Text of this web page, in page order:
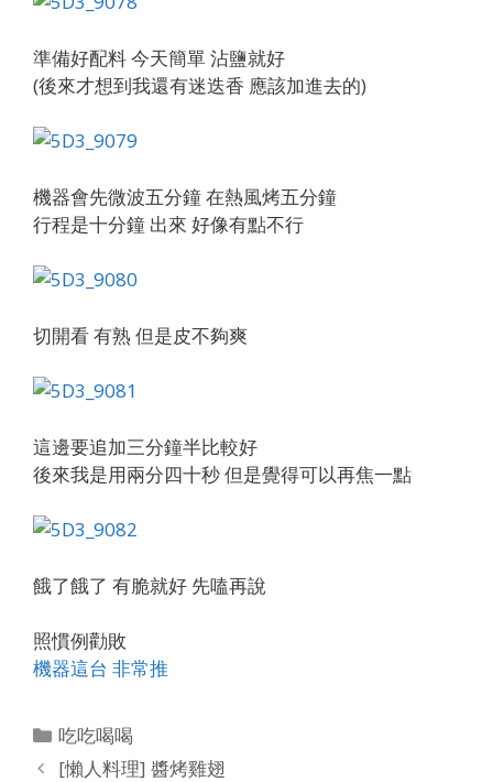
準備好配料 今天簡單 沾鹽就好
(後來才想到我還有迷迭香 應該加進去的)
機器會先微波五分鐘 在熱風烤五分鐘
行程是十分鐘 出來 好像有點不行
切開看 有熟 但是皮不夠爽
這邊要追加三分鐘半比較好
後來我是用兩分四十秒 但是覺得可以再焦一點
餓了餓了 有脆就好 先嗑再說
照慣例勸敗
機器這台 非常推
Categories
吃吃喝喝
[懶人料理] 醬烤雞翅